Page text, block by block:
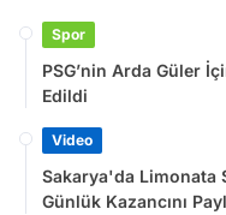
Spor
PSG’nin Arda Güler
Edildi
Video
Sakarya'da Limonata
Günlük Kazancını